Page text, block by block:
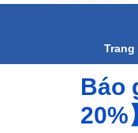
Trang
Báo
20%